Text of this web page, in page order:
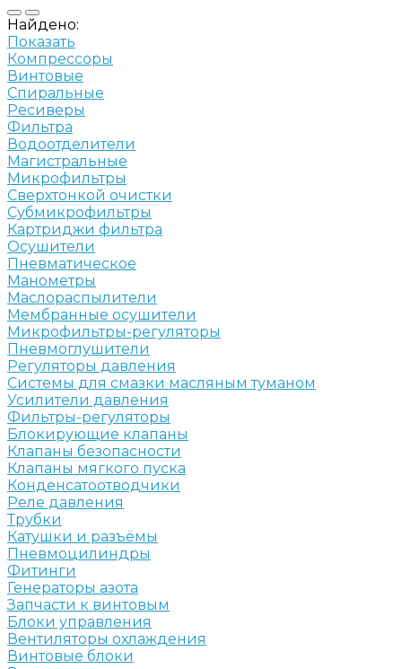
Найдено:
Показать
Компрессоры
Винтовые
Спиральные
Ресиверы
Фильтра
Водоотделители
Магистральные
Микрофильтры
Сверхтонкой очистки
Субмикрофильтры
Картриджи фильтра
Осушители
Пневматическое
Манометры
Маслораспылители
Мембранные осушители
Микрофильтры-регуляторы
Пневмоглушители
Регуляторы давления
Системы для смазки масляным туманом
Усилители давления
Фильтры-регуляторы
Блокирующие клапаны
Клапаны безопасности
Клапаны мягкого пуска
Конденсатоотводчики
Реле давления
Трубки
Катушки и разъёмы
Пневмоцилиндры
Фитинги
Генераторы азота
Запчасти к винтовым
Блоки управления
Вентиляторы охлаждения
Винтовые блоки